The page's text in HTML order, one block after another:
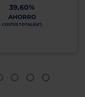
39,60%
AHORRO
COSTES TOTALES(*)